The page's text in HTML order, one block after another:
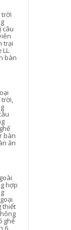
trời
câu
trại
LL
bàn
trời,
bàn
ăn
hợp
thiết
ghế
6